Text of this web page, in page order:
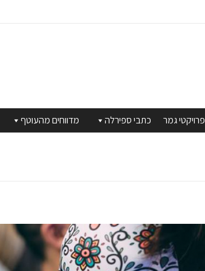
פרויקטי גמר כתבי ספירלה מדווחים מהעוטף